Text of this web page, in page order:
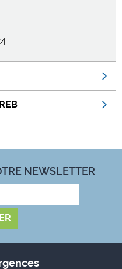
NEWSLETTER